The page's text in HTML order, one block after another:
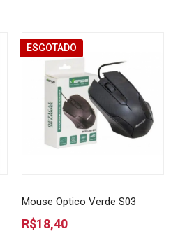
ESGOTADO
Mouse Optico Verde S03
R$18,40